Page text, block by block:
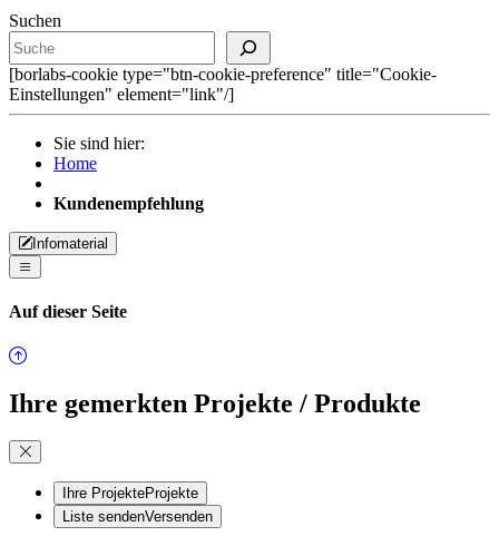
Suchen
[borlabs-cookie type="btn-cookie-preference" title="Cookie-
Einstellungen" element="link"/]
Sie sind hier:
Home
Kundenempfehlung
Infomaterial
Auf dieser Seite
Ihre gemerkten Projekte / Produkte
Ihre ProjekteProjekte
Liste sendenVersenden